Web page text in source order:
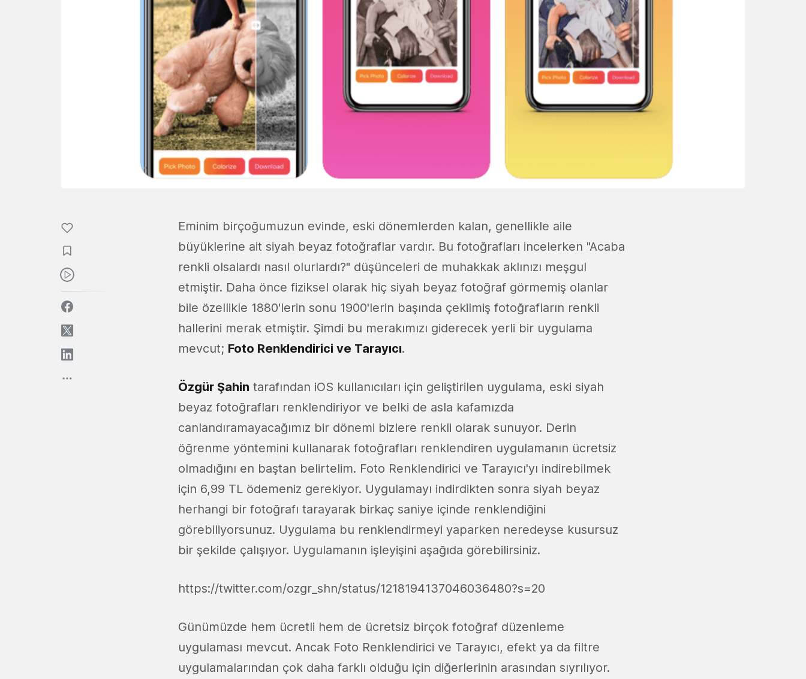
Eminim birçoğumuzun evinde, eski dönemlerden kalan, genellikle aile
büyüklerine ait siyah beyaz fotoğraflar vardır. Bu fotoğrafları incelerken "Acaba
renkli olsalardı nasıl olurlardı?" düşünceleri de muhakkak aklınızı meşgul
etmiştir. Daha önce fiziksel olarak hiç siyah beyaz fotoğraf görmemiş olanlar
bile özellikle 1880'lerin sonu 1900'lerin başında çekilmiş fotoğrafların renkli
hallerini merak etmiştir. Şimdi bu merakımızı giderecek yerli bir uygulama
mevcut; Foto Renklendirici ve Tarayıcı.
Özgür Şahin tarafından iOS kullanıcıları için geliştirilen uygulama, eski siyah
beyaz fotoğrafları renklendiriyor ve belki de asla kafamızda
canlandıramayacağımız bir dönemi bizlere renkli olarak sunuyor. Derin
öğrenme yöntemini kullanarak fotoğrafları renklendiren uygulamanın ücretsiz
olmadığını en baştan belirtelim. Foto Renklendirici ve Tarayıcı'yı indirebilmek
için 6,99 TL ödemeniz gerekiyor. Uygulamayı indirdikten sonra siyah beyaz
herhangi bir fotoğrafı tarayarak birkaç saniye içinde renklendiğini
görebiliyorsunuz. Uygulama bu renklendirmeyi yaparken neredeyse kusursuz
bir şekilde çalışıyor. Uygulamanın işleyişini aşağıda görebilirsiniz.
https://twitter.com/ozgr_shn/status/1218194137046036480?s=20
Günümüzde hem ücretli hem de ücretsiz birçok fotoğraf düzenleme
uygulaması mevcut. Ancak Foto Renklendirici ve Tarayıcı, efekt ya da filtre
uygulamalarından çok daha farklı olduğu için diğerlerinin arasından sıyrılıyor.